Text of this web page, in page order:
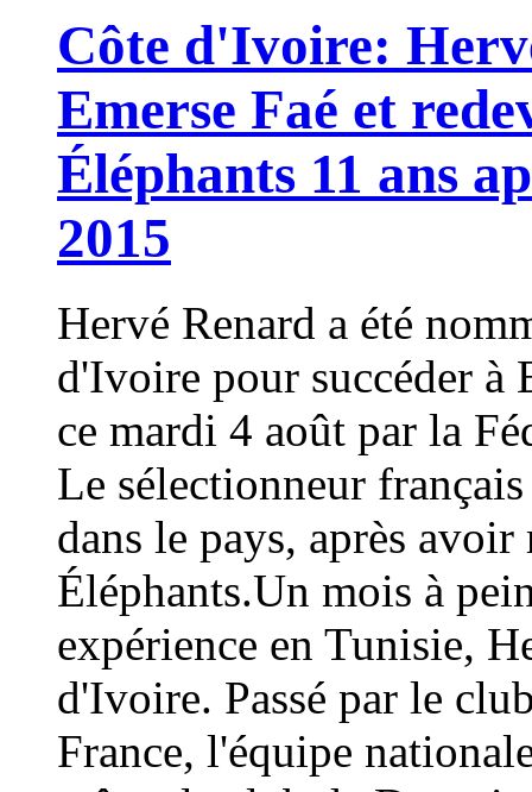
Côte d'Ivoire:
Emerse Faé et
Éléphants 11 ans
2015
Hervé Renard a été
d'Ivoire pour succéder à
ce mardi 4 août par la
Le sélectionneur
dans le pays, après
Éléphants.Un mois à
expérience en Tunisie,
d'Ivoire. Passé par le
France, l'équipe